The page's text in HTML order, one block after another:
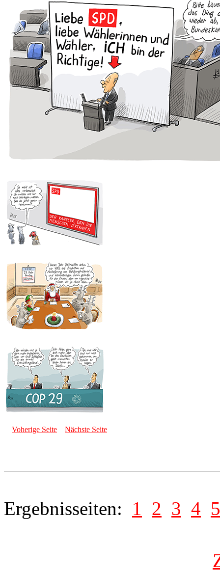
Voherige Seite Nächste Seite
Ergebnisseiten: 1 2 3 4 5